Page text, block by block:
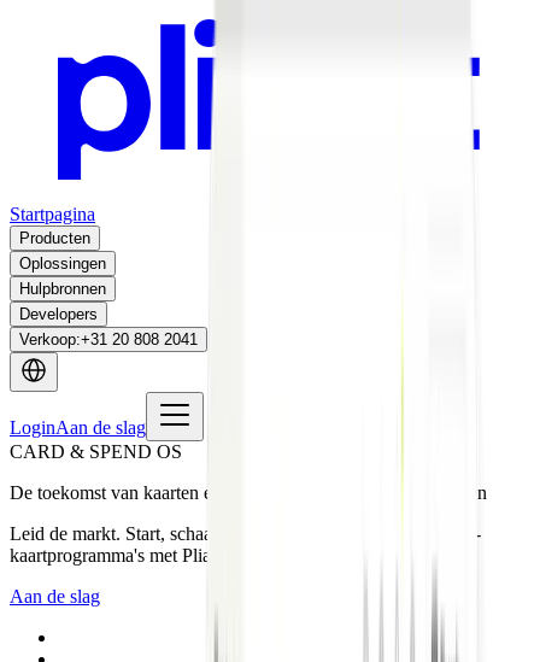
Startpagina
Producten
Oplossingen
Hulpbronnen
Developers
Verkoop:+31 20 808 2041
LoginAan de slag
CARD & SPEND OS
De toekomst van kaarten en uitgaven, ontwikkeld voor banken
Leid de markt. Start, schaal en ontwikkel hoogwaardige B2B-
kaartprogramma's met Pliant als uw technologiepartner.
Aan de slag